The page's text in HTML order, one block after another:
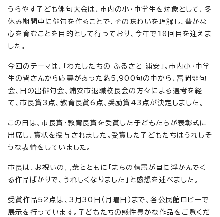
うらやす子ども俳句大会は、市内の小・中学生を対象として、冬
休み期間中に俳句を作ることで、その味わいを理解し、豊かな
心を育むことを目的として行っており、今年で18回目を迎えま
した。
今回のテーマは、「わたしたちの ふるさと 浦安」。市内小・中学
生の皆さんから応募があった約5,900句の中から、富岡俳句
会、日の出俳句会、浦安市退職校長会の方々による選考を経
て、市長賞3点、教育長賞6点、奨励賞43点が決定しました。
この日は、市長賞・教育長賞を受賞した子どもたちが表彰式に
出席し、賞状を授与されました。受賞した子どもたちはうれしそ
うな表情をしていました。
市長は、お祝いの言葉とともに「まちの情景が目に浮かんでく
る作品ばかりで、うれしくなりました」と感想を述べました。
受賞作品52点は、3月30日（月曜日）まで、各公民館ロビーで
展示を行っています。子どもたちの感性豊かな作品をご覧くだ